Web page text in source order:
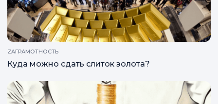
ZAГРАМОТНОСТЬ
Куда можно сдать слиток золота?